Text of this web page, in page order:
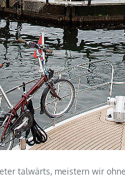
talwärts, meistern wir